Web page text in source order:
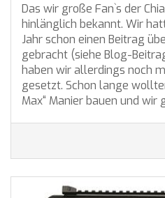
Das wir große Fan`s der
hinlänglich bekannt. Wir
Jahr schon einen Beitrag
gebracht (siehe Blog-
haben wir allerdings noch
gesetzt. Schon lange
Max“ Manier bauen und wir